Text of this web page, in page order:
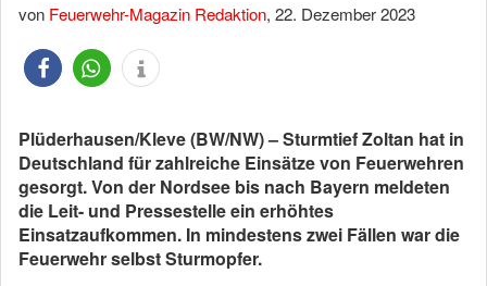
von Feuerwehr-Magazin Redaktion, 22. Dezember 2023
Plüderhausen/Kleve (BW/NW) – Sturmtief Zoltan hat in
Deutschland für zahlreiche Einsätze von Feuerwehren
gesorgt. Von der Nordsee bis nach Bayern meldeten
die Leit- und Pressestelle ein erhöhtes
Einsatzaufkommen. In mindestens zwei Fällen war die
Feuerwehr selbst Sturmopfer.